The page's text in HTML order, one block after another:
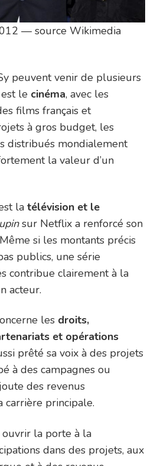
— source Wikimedia
peuvent venir de plusieurs
le cinéma, avec les
films français et
à gros budget, les
distribués mondialement
la valeur d’un
la télévision et le
sur Netflix a renforcé son
si les montants précis
publics, une série
contribue clairement à la
acteur.
les droits,
et opérations
prêté sa voix à des projets
à des campagnes ou
des revenus
carrière principale.
la porte à la
dans des projets, aux